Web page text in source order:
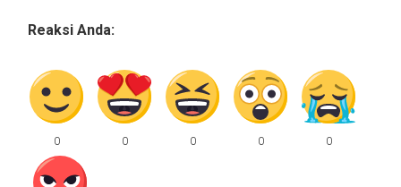
Reaksi Anda: